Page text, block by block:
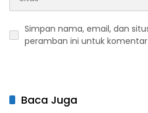
Simpan nama, email, dan
peramban ini untuk
Baca Juga